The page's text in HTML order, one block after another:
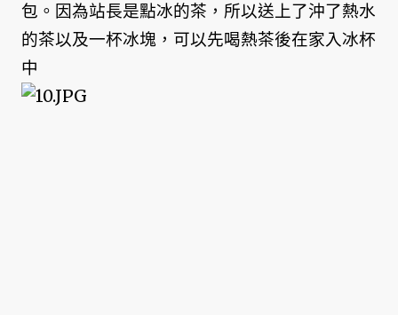
包。因為站長是點冰的茶，所以送上了沖了熱水
的茶以及一杯冰塊，可以先喝熱茶後在家入冰杯
中